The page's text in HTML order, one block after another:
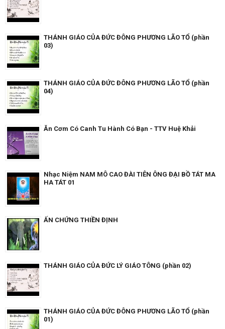
THÁNH GIÁO CỦA ĐỨC ĐÔNG PHƯƠNG LÃO TỔ (phần
03)
THÁNH GIÁO CỦA ĐỨC ĐÔNG PHƯƠNG LÃO TỔ (phần
04)
Ăn Cơm Có Canh Tu Hành Có Bạn - TTV Huệ Khải
Nhạc Niệm NAM MÔ CAO ĐÀI TIÊN ÔNG ĐẠI BỒ TÁT MA
HA TÁT 01
ẤN CHỨNG THIỀN ĐỊNH
THÁNH GIÁO CỦA ĐỨC LÝ GIÁO TÔNG (phần 02)
THÁNH GIÁO CỦA ĐỨC ĐÔNG PHƯƠNG LÃO TỔ (phần
01)